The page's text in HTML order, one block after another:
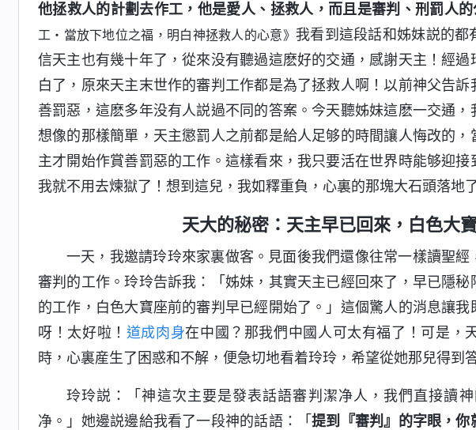
他拯救人的計劃去作工，他是愛人、拯救人，而且是審判、刑罰人的
工・當放下地位之福，明白神拯救人的心意》 我看到這段話和姊妹説的
信天主也有幾十年了，從來没有聽過這麽好的交通，感謝天主！經
白了，原來天主末世作的審判工作都是為了拯救人啊！以前神父告
善罰惡，這麽多年没有人説過不同的答案。今天聽姊妹這麽一交通
想像的那樣簡單，天主懲罰人之前都是給人足够的時間讓人悔改的
主才開始作賞善罰惡的工作。這樣看來，我只要活在世界時能够迎
我就不用去煉獄了！想到這兒，我如釋重負，心裏的那塊大石頭落地
天大的秘密：天主早已回來，白色大
一天，我邀請玲玲來家裏做客。見面後我們還像往常一樣讀聖
審判的工作。玲玲告訴我：「姊妹，其實天主已經回來了，早已隱
的工作，白色大寶座前的審判早已經開始了。」這個驚人的消息讓
呀！太好啦！ 道成肉身在中國？那我們中國人可太有福了！可是，
時，心裏産生了困惑和不解，便急切地看着玲玲，希望從她那兒得到
玲玲説：「神這次主要是發表話語審判潔净人，我們直接讀
净。」她邊説邊給我看了一段神的話語：「提到『審判』的字眼，你